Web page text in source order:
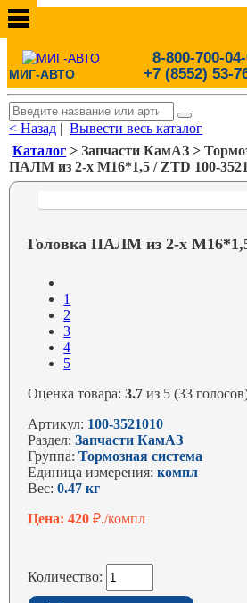
МИГ-АВТО
8-800-700-
+7 (8552) 53-
< Назад |Вывести весь каталог
Каталог > Запчасти КамАЗ >
ПАЛМ из 2-х М16*1,5 / ZTD 100-
Головка ПАЛМ из 2-х
1
2
3
4
5
Оценка товара:3.7 из 5 (33
Артикул: 100-3521010
Раздел:Запчасти КамАЗ
Группа:Тормозная система
Единица измерения:компл
Вес:0.47 кг
Цена: 420₽./компл
Количество: